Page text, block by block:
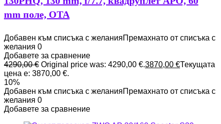
mm поле, OTA
Добавен към списъка с желанияПремахнато от списъка с
желания 0
Добавете за сравнение
4290,00€ Original price was: 4290,00 €.3870,00 €Текущата
цена е: 3870,00 €.
10%
Добавен към списъка с желанияПремахнато от списъка с
желания 0
Добавете за сравнение